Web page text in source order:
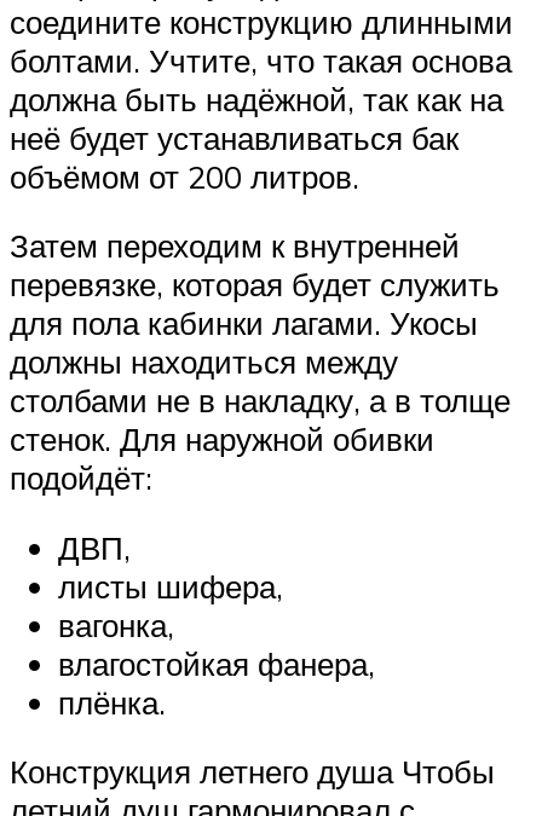
соедините конструкцию длинными
болтами. Учтите, что такая основа
должна быть надёжной, так как на
неё будет устанавливаться бак
объёмом от 200 литров.
Затем переходим к внутренней
перевязке, которая будет служить
для пола кабинки лагами. Укосы
должны находиться между
столбами не в накладку, а в толще
стенок. Для наружной обивки
подойдёт:
ДВП,
листы шифера,
вагонка,
влагостойкая фанера,
плёнка.
Конструкция летнего душа Чтобы